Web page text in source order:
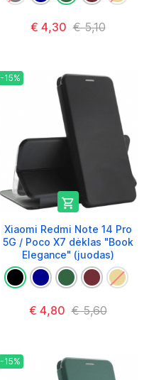
€ 4,30 € 5,10
-15%

Xiaomi Redmi Note 14 Pro
5G / Poco X7 dėklas "Book
Elegance" (juodas)
€ 4,80 € 5,60
-15%